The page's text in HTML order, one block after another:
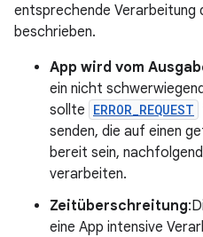
entsprechende Verarbeitung
beschrieben.
App wird vom
ein nicht
sollte ERROR_REQUEST
senden, die auf einen
bereit sein,
verarbeiten.
Zeitüberschreitung
eine App intensive